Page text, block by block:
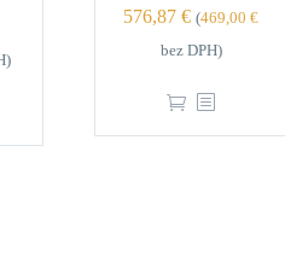
576,87 € (469,00 €
bez DPH)